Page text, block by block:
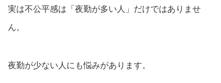
実は不公平感は「夜勤が多い人」だけではありませ
ん。
夜勤が少ない人にも悩みがあります。